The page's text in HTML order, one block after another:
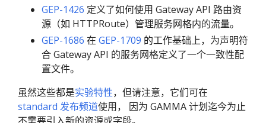
GEP-1426 定义了如何使用 Gateway API 路由资
源（如 HTTPRoute）管理服务网格内的流量。
GEP-1686 在 GEP-1709 的工作基础上，为声明符
合 Gateway API 的服务网格定义了一个一致性配
置文件。
虽然这些都是实验特性，但请注意，它们可在
standard 发布频道使用， 因为 GAMMA 计划迄今为止
不需要引入新的资源或字段。